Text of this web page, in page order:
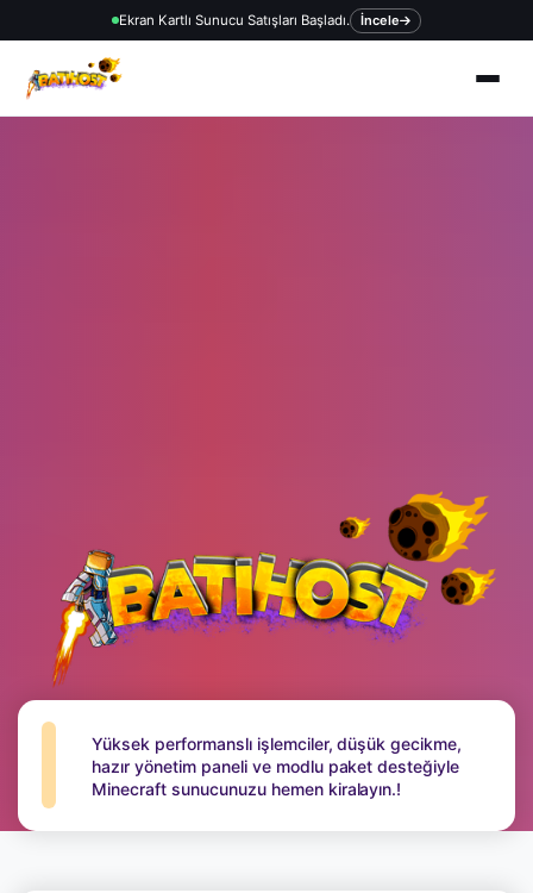
Ekran Kartlı Sunucu Satışları Başladı. İncele
Yüksek performanslı işlemciler, düşük gecikme,
hazır yönetim paneli ve modlu paket desteğiyle
Minecraft sunucunuzu hemen kiralayın.!